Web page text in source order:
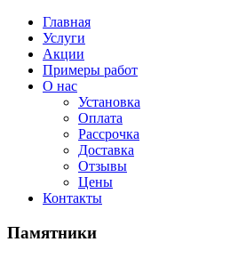
Главная
Услуги
Акции
Примеры работ
О нас
Установка
Оплата
Рассрочка
Доставка
Отзывы
Цены
Контакты
Памятники